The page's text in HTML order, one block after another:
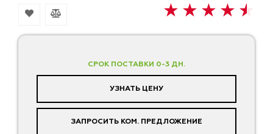
СРОК ПОСТАВКИ 0-3 ДН.
УЗНАТЬ ЦЕНУ
ЗАПРОСИТЬ КОМ. ПРЕДЛОЖЕНИЕ